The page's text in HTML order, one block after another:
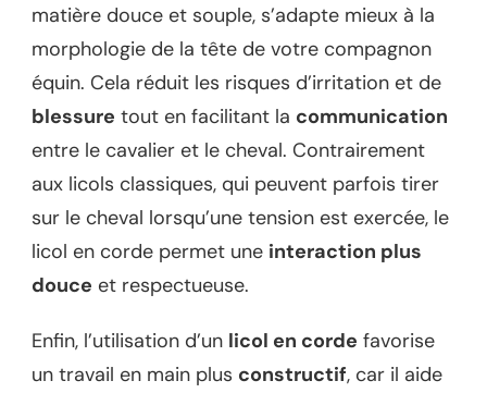
matière douce et souple, s’adapte mieux à la
morphologie de la tête de votre compagnon
équin. Cela réduit les risques d’irritation et de
blessure tout en facilitant la communication
entre le cavalier et le cheval. Contrairement
aux licols classiques, qui peuvent parfois tirer
sur le cheval lorsqu’une tension est exercée, le
licol en corde permet une interaction plus
douce et respectueuse.
Enfin, l’utilisation d’un licol en corde favorise
un travail en main plus constructif, car il aide